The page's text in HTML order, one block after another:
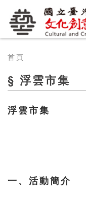
首頁
§ 浮雲市集
浮雲市集
一、活動簡介